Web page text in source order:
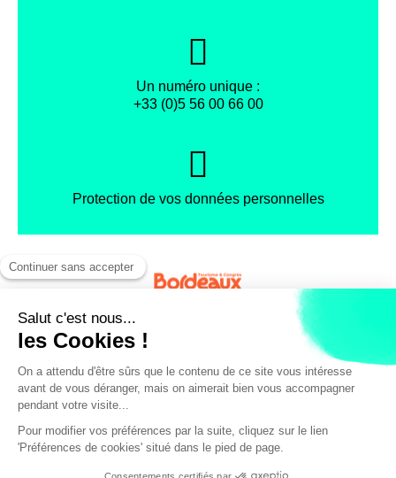
Un numéro unique :
+33 (0)5 56 00 66 00
Protection de vos données personnelles
Mentions légales
Conditions générales de vente
Politique de confidentialité
© Office de Tourisme et des Congrès de Bordeaux Métropole